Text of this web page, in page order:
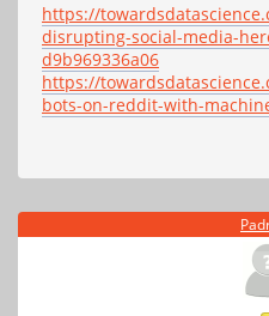
https://
disrupting-social-media-
d9b969336a06
https://
bots-on-reddit-with-